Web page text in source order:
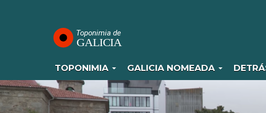
principal
TOPONIMIA GALICIA NOMEADA